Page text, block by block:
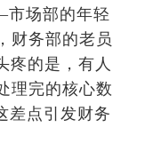
场部的年轻
财务部的老员
疼的是，有人
理完的核心数
差点引发财务